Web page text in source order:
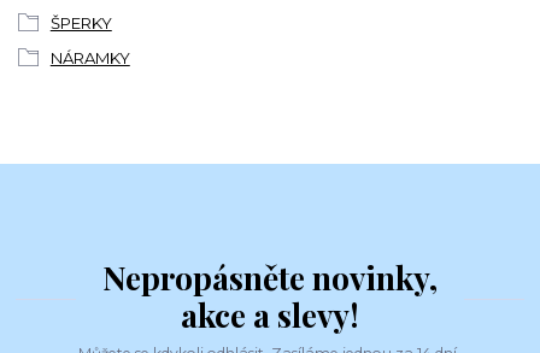
ŠPERKY
NÁRAMKY
Nepropásněte novinky,
akce a slevy!